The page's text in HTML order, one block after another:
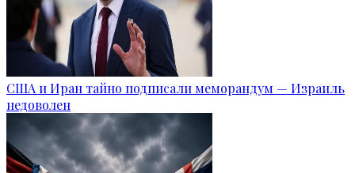
США и Иран тайно подписали меморандум — Израиль
недоволен